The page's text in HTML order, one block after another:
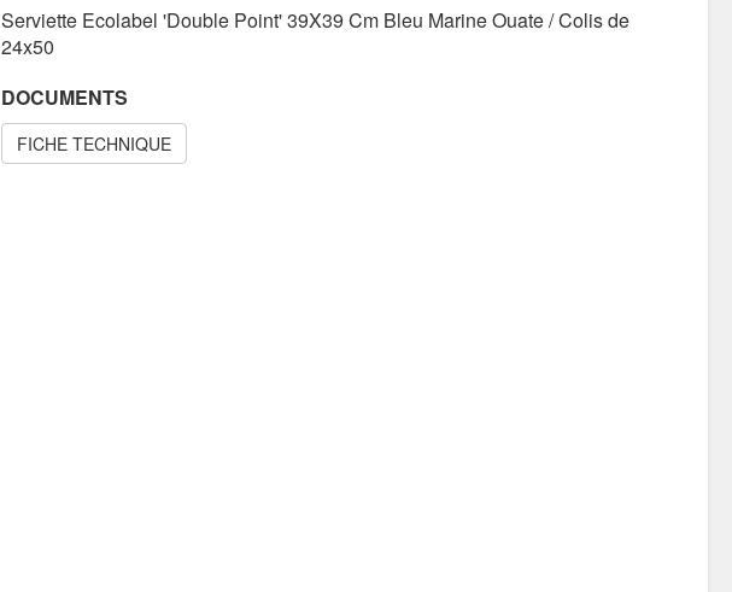
Serviette Ecolabel 'Double Point' 39X39 Cm Bleu Marine Ouate / Colis de
24x50
DOCUMENTS
FICHE TECHNIQUE